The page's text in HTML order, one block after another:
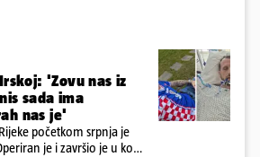
'Zovu nas iz
sada ima
nas je'
početkom srpnja je
je i završio je u komi.